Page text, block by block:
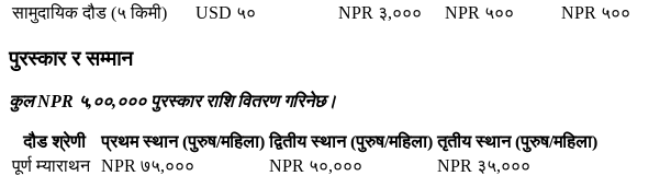
सामुदायिक दौड (५ किमी)
USD ५० NPR ३,००० NPR ५०० NPR ५००
पुरस्कार र सम्मान
कुल NPR ५,००,००० पुरस्कार राशि वितरण गरिनेछ।
दौड श्रेणी प्रथम स्थान (पुरुष/महिला) द्वितीय स्थान (पुरुष/महिला) तृतीय स्थान (पुरुष/महिला)
पूर्ण म्याराथन NPR ७५,००० NPR ५०,०००
NPR ३५,०००